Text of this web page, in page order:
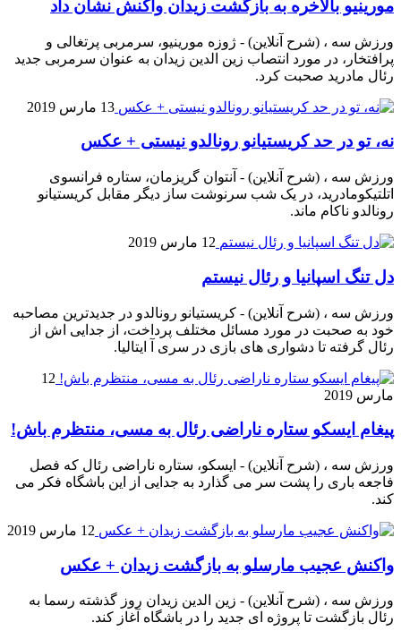
مورینیو بالاخره به بازگشت زیدان واکنش نشان داد
ورزش سه ، (شرح آنلاین) - ژوزه مورینیو، سرمربی پرتغالی و
پرافتخار، در مورد انتصاب زین الدین زیدان به عنوان سرمربی جدید
رئال مادرید صحبت کرد.
13 مارس 2019
نه، تو در حد کریستیانو رونالدو نیستی + عکس
ورزش سه ، (شرح آنلاین) - آنتوان گریزمان، ستاره فرانسوی
اتلتیکومادرید، در یک شب سرنوشت ساز دیگر مقابل کریستیانو
رونالدو ناکام ماند.
12 مارس 2019
دل تنگ اسپانیا و رئال نیستم
ورزش سه ، (شرح آنلاین) - کریستیانو رونالدو در جدیدترین مصاحبه
خود به صحبت در مورد مسائل مختلف پرداخت، از جدایی اش از
رئال گرفته تا دشواری های بازی در سری آ ایتالیا.
12
مارس 2019
پیغام ایسکو ستاره ناراضی رئال به مسی، منتظرم باش!
ورزش سه ، (شرح آنلاین) - ایسکو، ستاره ناراضی رئال که فصل
فاجعه باری را پشت سر می گذارد به جدایی از این باشگاه فکر می
کند.
12 مارس 2019
واکنش عجیب مارسلو به بازگشت زیدان + عکس
ورزش سه ، (شرح آنلاین) - زین الدین زیدان روز گذشته رسما به
رئال بازگشت تا پروژه ای جدید را در باشگاه آغاز کند.